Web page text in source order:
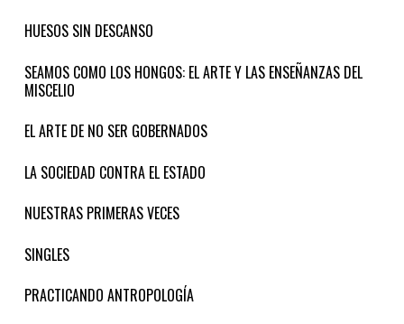
HUESOS SIN DESCANSO
SEAMOS COMO LOS HONGOS: EL ARTE Y LAS ENSEÑANZAS DEL
MISCELIO
EL ARTE DE NO SER GOBERNADOS
LA SOCIEDAD CONTRA EL ESTADO
NUESTRAS PRIMERAS VECES
SINGLES
PRACTICANDO ANTROPOLOGÍA